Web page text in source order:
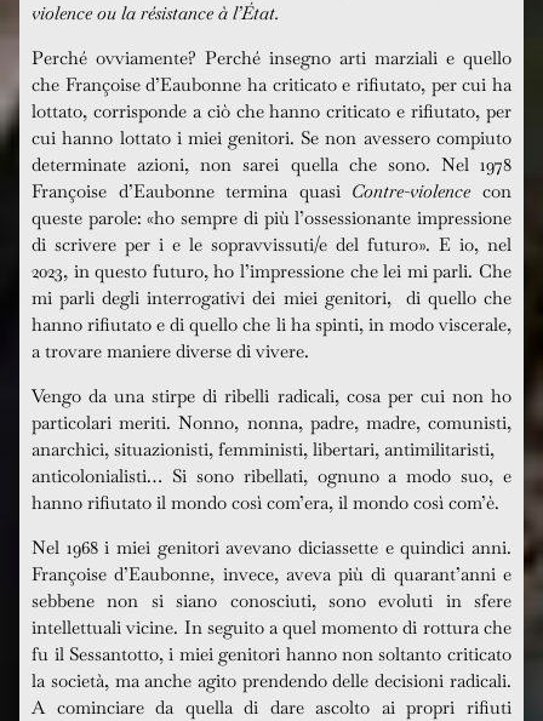
violence ou la résistance à l’État.
Perché ovviamente? Perché insegno arti marziali e quello
che Françoise d’Eaubonne ha criticato e rifiutato, per cui ha
lottato, corrisponde a ciò che hanno criticato e rifiutato, per
cui hanno lottato i miei genitori. Se non avessero compiuto
determinate azioni, non sarei quella che sono. Nel 1978
Françoise d’Eaubonne termina quasi Contre-violencecon
queste parole: «ho sempre di più l’ossessionante impressione
di scrivere per i e le sopravvissuti/e del futuro». E io, nel
2023, in questo futuro, ho l’impressione che lei mi parli. Che
mi parli degli interrogativi dei miei genitori, di quello che
hanno rifiutato e di quello che li ha spinti, in modo viscerale,
a trovare maniere diverse di vivere.
Vengo da una stirpe di ribelli radicali, cosa per cui non ho
particolari meriti. Nonno, nonna, padre, madre, comunisti,
anarchici, situazionisti, femministi, libertari, antimilitaristi,
anticolonialisti… Si sono ribellati, ognuno a modo suo, e
hanno rifiutato il mondo così com’era, il mondo così com’è.
Nel 1968 i miei genitori avevano diciassette e quindici anni.
Françoise d’Eaubonne, invece, aveva più di quarant’anni e
sebbene non si siano conosciuti, sono evoluti in sfere
intellettuali vicine. In seguito a quel momento di rottura che
fu il Sessantotto, i miei genitori hanno non soltanto criticato
la società, ma anche agito prendendo delle decisioni radicali.
A cominciare da quella di dare ascolto ai propri rifiuti